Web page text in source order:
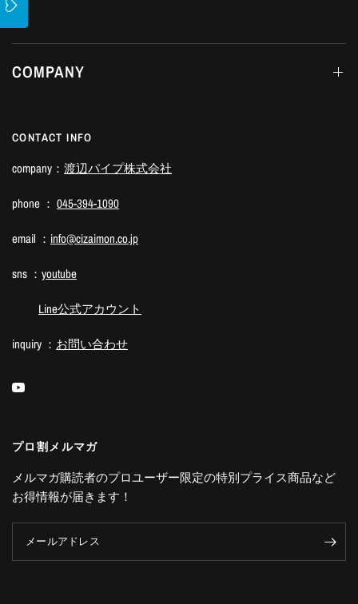
COMPANY
CONTACT INFO
company： 渡辺パイプ株式会社
phone ：045-394-1090
email ： info@cizaimon.co.jp
sns ：youtube
Line公式アカウント
inquiry ： お問い合わせ
プロ割メルマガ
メルマガ購読者のプロユーザー限定の特別プライス商品など
お得情報が届きます！
メールアドレス